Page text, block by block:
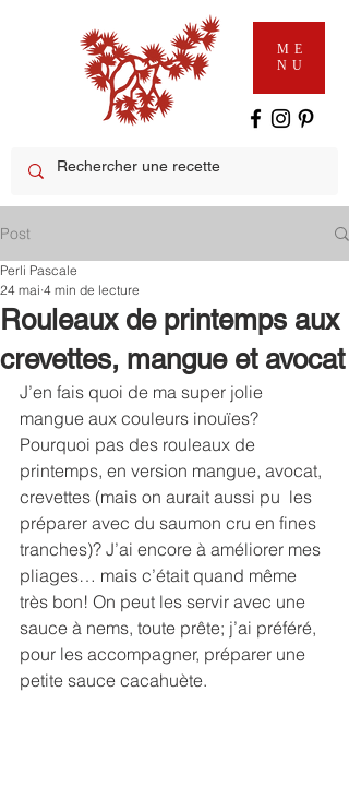
ME
NU
Post
Rouleaux de printemps aux
crevettes, mangue et avocat
Perli Pascale
24 mai 4 min de lecture
J’en fais quoi de ma super jolie
mangue aux couleurs inouïes?
Pourquoi pas des rouleaux de
printemps, en version mangue, avocat,
crevettes (mais on aurait aussi pu  les
préparer avec du saumon cru en fines
tranches)? J’ai encore à améliorer mes
pliages… mais c’était quand même
très bon! On peut les servir avec une
sauce à nems, toute prête; j’ai préféré,
pour les accompagner, préparer une
petite sauce cacahuète.